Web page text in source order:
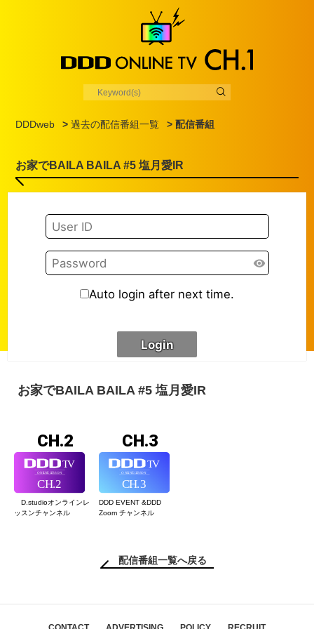
DDDweb >過去の配信番組一覧 > 配信番組
お家でBAILA BAILA #5 塩月愛IR
お家でBAILA BAILA #5 塩月愛IR
CH.2
D.studioオンラインレ
ッスンチャンネル
CH.3
DDD EVENT &DDD
Zoom チャンネル
配信番組一覧へ戻る